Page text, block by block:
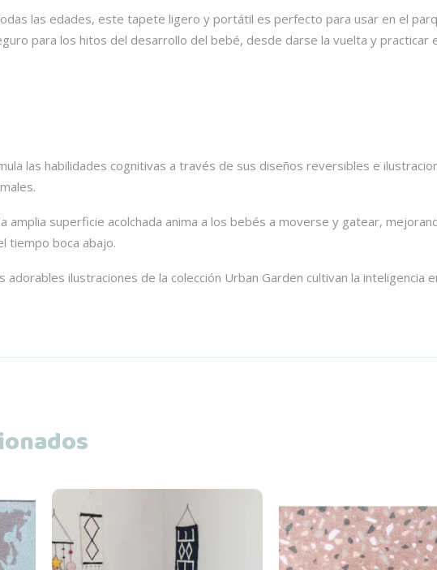
las edades, este tapete ligero y portátil es perfecto para usar en el
para los hitos del desarrollo del bebé, desde darse la vuelta y practicar
las habilidades cognitivas a través de sus diseños reversibles e
amplia superficie acolchada anima a los bebés a moverse y gatear,
tiempo boca abajo.
adorables ilustraciones de la colección Urban Garden cultivan la inteligencia